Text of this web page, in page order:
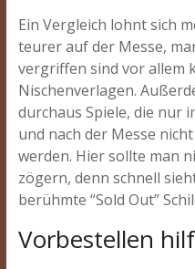
Ein Vergleich lohnt sich
teurer auf der Messe,
vergriffen sind vor allem
Nischenverlagen.
durchaus Spiele, die nur
und nach der Messe
werden. Hier sollte man
zögern, denn schnell
berühmte “Sold Out”
Vorbestellen